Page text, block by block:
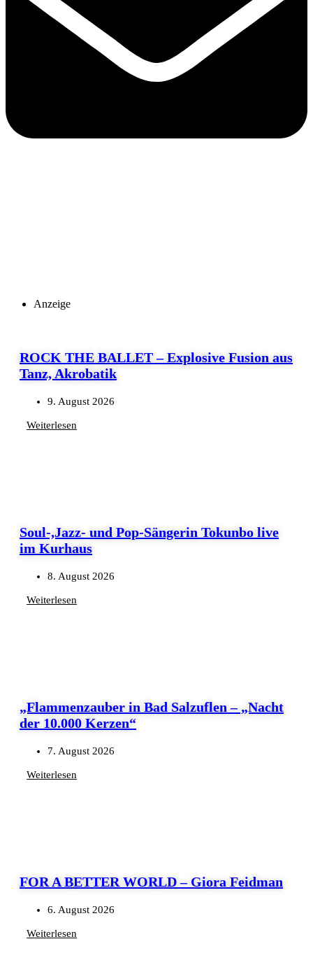
Anzeige
ROCK THE BALLET – Explosive Fusion aus
Tanz, Akrobatik
9. August 2026
Weiterlesen
Soul-,Jazz- und Pop-Sängerin Tokunbo live
im Kurhaus
8. August 2026
Weiterlesen
„Flammenzauber in Bad Salzuflen – „Nacht
der 10.000 Kerzen“
7. August 2026
Weiterlesen
FOR A BETTER WORLD – Giora Feidman
6. August 2026
Weiterlesen